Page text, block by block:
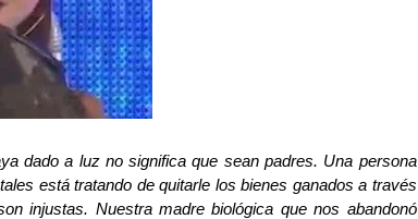
dado a luz no significa que sean padres. Una persona
está tratando de quitarle los bienes ganados a través
injustas. Nuestra madre biológica que nos abandonó